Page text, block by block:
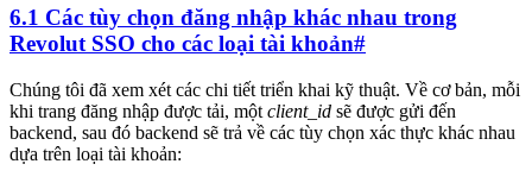
6.1 Các tùy chọn đăng nhập khác nhau trong
Revolut SSO cho các loại tài khoản#
Chúng tôi đã xem xét các chi tiết triển khai kỹ thuật. Về cơ bản, mỗi
khi trang đăng nhập được tải, một client_id sẽ được gửi đến
backend, sau đó backend sẽ trả về các tùy chọn xác thực khác nhau
dựa trên loại tài khoản: